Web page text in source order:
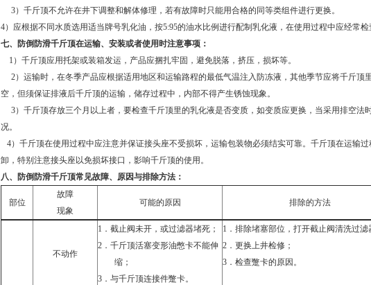
3）千斤顶不允许在井下调整和解体修理，若有故障时只能用合格的同等类组件进行更换。
4）应根据不同水质选用适当牌号乳化油，按5:95的油水比例进行配制乳化液，在使用过程中应经常
七、防倒防滑千斤顶在运输、安装或者使用时注意事项：
1）千斤顶应用托架或装箱发运，产品应捆扎牢固，避免脱落，挤压，损坏等。
2）运输时，在冬季产品应根据适用地区和运输路程的最低气温注入防冻液，其他季节应将千斤顶
空，但须保证排液后千斤顶的运输，储存过程中，内部不得产生锈蚀现象。
3）千斤顶存放三个月以上者，要检查千斤顶里的乳化液是否变质，如变质应更换，当采用排空法
况。
4）千斤顶在使用过程中应注意并保证接头座不受损坏，运输包装物必须结实可靠。千斤顶在运输
卸，特别注意接头座以免损坏接口，影响千斤顶的使用。
八、防倒防滑千斤顶常见故障、原因与排除方法：
部位
故障
现象
可能的原因 排除的方法
不动作
1． 截止阀未开，或过滤器堵死；
2． 千斤顶活塞变形油憋卡不能伸
缩；
3． 与千斤顶连接件蹩卡。
1． 排除堵塞部位，打开截止阀清洗过滤
2． 更换上井检修；
3． 检查蹩卡的原因。